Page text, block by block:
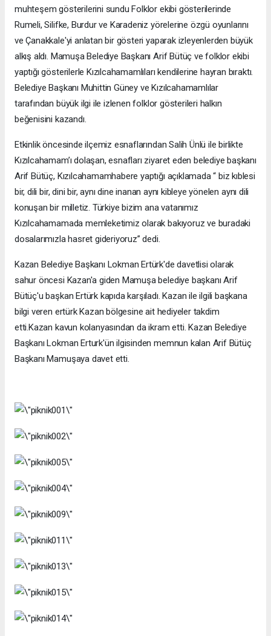
muhteşem gösterilerini sundu Folklor ekibi gösterilerinde
Rumeli, Silifke, Burdur ve Karadeniz yörelerine özgü oyunlarını
ve Çanakkale'yi anlatan bir gösteri yaparak izleyenlerden büyük
alkış aldı. Mamuşa Belediye Başkanı Arif Bütüç ve folklor ekibi
yaptığı gösterilerle Kızılcahamamlıları kendilerine hayran bıraktı.
Belediye Başkanı Muhittin Güney ve Kızılcahamamlılar
tarafından büyük ilgi ile izlenen folklor gösterileri halkın
beğenisini kazandı.
Etkinlik öncesinde ilçemiz esnaflarından Salih Ünlü ile birlikte
Kızılcahamam’ı dolaşan, esnafları ziyaret eden belediye başkanı
Arif Bütüç, Kızılcahamamhabere yaptığı açıklamada “ biz kıblesi
bir, dili bir, dini bir, aynı dine inanan aynı kibleye yönelen aynı dili
konuşan bir milletiz. Türkiye bizim ana vatanımız
Kızılcahamamada memleketimiz olarak bakıyoruz ve buradaki
dosalarımızla hasret gideriyoruz” dedi.
Kazan Belediye Başkanı Lokman Ertürk'de davetlisi olarak
sahur öncesi Kazan'a giden Mamuşa belediye başkanı Arif
Bütüç'u başkan Ertürk kapıda karşıladı. Kazan ile ilgili başkana
bilgi veren ertürk Kazan bölgesine ait hediyeler takdim
etti.Kazan kavun kolanyasından da ikram etti. Kazan Belediye
Başkanı Lokman Erturk'ün ilgisinden memnun kalan Arif Bütüç
Başkanı Mamuşaya davet etti.